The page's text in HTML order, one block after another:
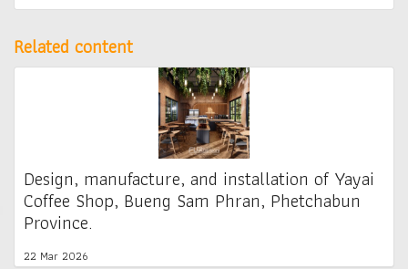
Related content
Design, manufacture, and installation of Yayai
Coffee Shop, Bueng Sam Phran, Phetchabun
Province.
22 Mar 2026